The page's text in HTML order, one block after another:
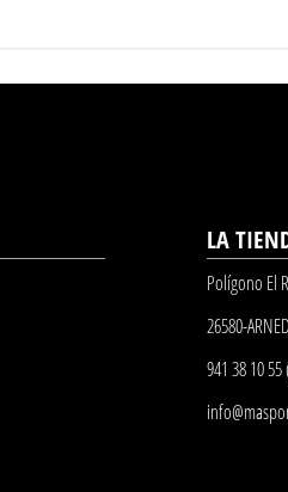
LA
Polígono El
26580-
941 38 10